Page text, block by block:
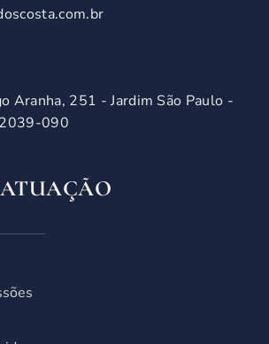
Aranha, 251 - Jardim São Paulo -
090